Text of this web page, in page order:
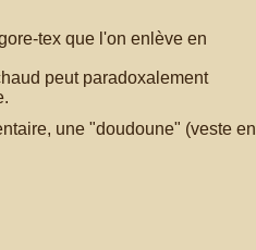
tex que l'on enlève en
peut paradoxalement
une "doudoune" (veste en